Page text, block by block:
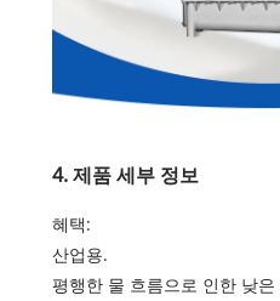
4. 제품 세부 정보
혜택:
산업용.
평행한 물 흐름으로 인한 낮은